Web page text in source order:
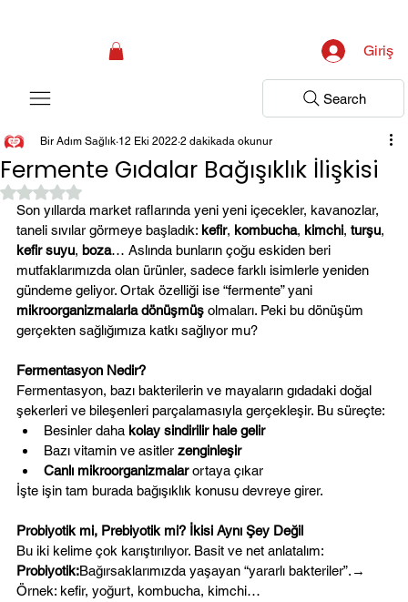
Giriş
Search
Fermente Gıdalar Bağışıklık İlişkisi
Bir Adım Sağlık 12 Eki 2022 2 dakikada okunur
5 üzerinden NaN yıldız
Son yıllarda market raflarında yeni yeni içecekler, kavanozlar,
taneli sıvılar görmeye başladık: kefir, kombucha, kimchi, turşu,
kefir suyu, boza… Aslında bunların çoğu eskiden beri
mutfaklarımızda olan ürünler, sadece farklı isimlerle yeniden
gündeme geliyor. Ortak özelliği ise “fermente” yani
mikroorganizmalarla dönüşmüş olmaları. Peki bu dönüşüm
gerçekten sağlığımıza katkı sağlıyor mu?
Fermentasyon Nedir?
Fermentasyon, bazı bakterilerin ve mayaların gıdadaki doğal
şekerleri ve bileşenleri parçalamasıyla gerçekleşir. Bu süreçte:
Besinler daha kolay sindirilir hale gelir
Bazı vitamin ve asitler zenginleşir
Canlı mikroorganizmalar ortaya çıkar
İşte işin tam burada bağışıklık konusu devreye girer.
Probiyotik mi, Prebiyotik mi? İkisi Aynı Şey Değil
Bu iki kelime çok karıştırılıyor. Basit ve net anlatalım:
Probiyotik:Bağırsaklarımızda yaşayan “yararlı bakteriler”.→
Örnek: kefir, yoğurt, kombucha, kimchi…